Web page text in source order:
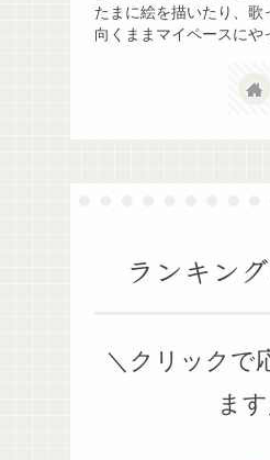
たまに絵を描いたり、歌
向くままマイペースにや
ランキン
＼クリックで
ま